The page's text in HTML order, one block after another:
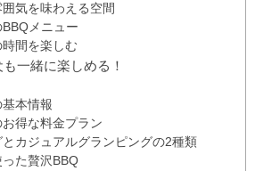
気を味わえる空間
メニュー
間を楽しむ
一緒に楽しめる！
本情報
得な料金プラン
カジュアルグランピングの2種類
た贅沢BBQ